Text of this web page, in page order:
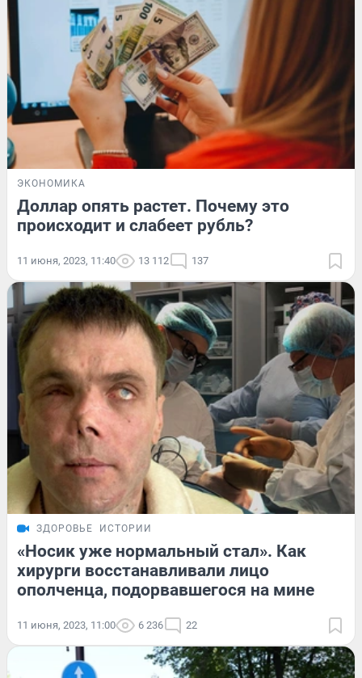
ЭКОНОМИКА
Доллар опять растет. Почему это
происходит и слабеет рубль?
11 июня, 2023, 11:40 13 112 137
ЗДОРОВЬЕ ИСТОРИИ
«Носик уже нормальный стал». Как
хирурги восстанавливали лицо
ополченца, подорвавшегося на мине
11 июня, 2023, 11:00 6 236 22